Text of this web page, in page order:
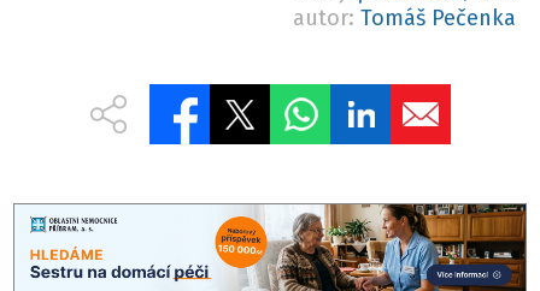
autor: Tomáš Pečenka